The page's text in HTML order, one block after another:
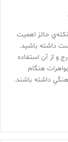
حائز اهميت
داشته باشيد.
و از آن استفاده
هنگام
داشته باشند.